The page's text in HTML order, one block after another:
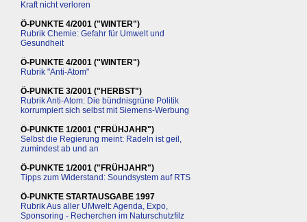
Kraft nicht verloren
Ö-PUNKTE 4/2001 ("WINTER")
Rubrik Chemie: Gefahr für Umwelt und
Gesundheit
Ö-PUNKTE 4/2001 ("WINTER")
Rubrik "Anti-Atom"
Ö-PUNKTE 3/2001 ("HERBST")
Rubrik Anti-Atom: Die bündnisgrüne Politik
korrumpiert sich selbst mit Siemens-Werbung
Ö-PUNKTE 1/2001 ("FRÜHJAHR")
Selbst die Regierung meint: Radeln ist geil,
zumindest ab und an
Ö-PUNKTE 1/2001 ("FRÜHJAHR")
Tipps zum Widerstand: Soundsystem auf RTS
Ö-PUNKTE STARTAUSGABE 1997
Rubrik Aus aller UMwelt: Agenda, Expo,
Sponsoring - Recherchen im Naturschutzfilz